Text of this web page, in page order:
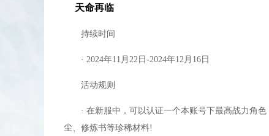
洗不出好BB属性可以慢慢洗，有人每天洗2个
帮派誓英魂任务是每个半点刷新，在右上角服
收到贺卡千万不要点回赠，因为回赠系统是默
商城有卖149元宝10格背包。
F打开好友界面，语音频道，挂上CC闭麦后过
天命再临
持续时间
· 2024年11月22日-2024年12月16日
活动规则
· 在新服中，可以认证一个本账号下最高战力角色
尘、修炼书等珍稀材料!